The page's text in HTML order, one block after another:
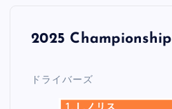
2025 Championship
ドライバーズ